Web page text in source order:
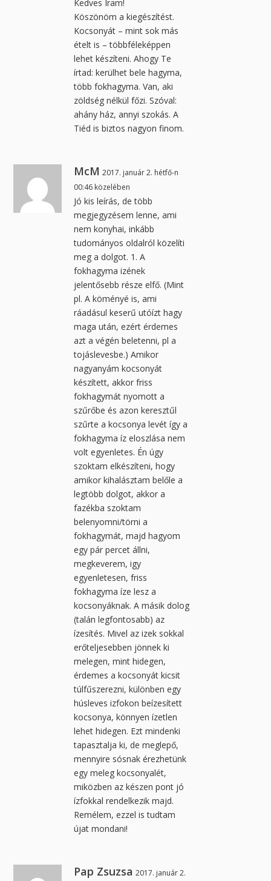
Kedves Iram!
Köszönöm a kiegészítést.
Kocsonyát – mint sok más
ételt is – többféleképpen
lehet készíteni. Ahogy Te
írtad: kerülhet bele hagyma,
több fokhagyma. Van, aki
zöldség nélkül főzi. Szóval:
ahány ház, annyi szokás. A
Tiéd is biztos nagyon finom.
McM 2017. január 2. hétfő-n
00:46 közelében
Jó kis leírás, de több
megjegyzésem lenne, ami
nem konyhai, inkább
tudományos oldalról közelíti
meg a dolgot. 1. A
fokhagyma izének
jelentősebb része elfő. (Mint
pl. A köményé is, ami
ráadásul keserű utóízt hagy
maga után, ezért érdemes
azt a végén beletenni, pl a
tojáslevesbe.) Amikor
nagyanyám kocsonyát
készített, akkor friss
fokhagymát nyomott a
szűrőbe és azon keresztűl
szűrte a kocsonya levét így a
fokhagyma íz eloszlása nem
volt egyenletes. Én úgy
szoktam elkészíteni, hogy
amikor kihalásztam belőle a
legtöbb dolgot, akkor a
fazékba szoktam
belenyomni/törni a
fokhagymát, majd hagyom
egy pár percet állni,
megkeverem, igy
egyenletesen, friss
fokhagyma íze lesz a
kocsonyáknak. A másik dolog
(talán legfontosabb) az
ízesítés. Mivel az izek sokkal
erőteljesebben jönnek ki
melegen, mint hidegen,
érdemes a kocsonyát kicsit
túlfűszerezni, különben egy
húsleves izfokon beízesített
kocsonya, könnyen ízetlen
lehet hidegen. Ezt mindenki
tapasztalja ki, de meglepő,
mennyire sósnak érezhetünk
egy meleg kocsonyalét,
miközben az készen pont jó
ízfokkal rendelkezik majd.
Remélem, ezzel is tudtam
újat mondani!
Pap Zsuzsa 2017. január 2.